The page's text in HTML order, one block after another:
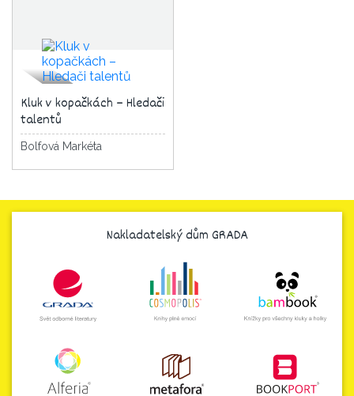
Kluk v kopačkách – Hledači
talentů
Bolfová Markéta
Nakladatelský dům GRADA